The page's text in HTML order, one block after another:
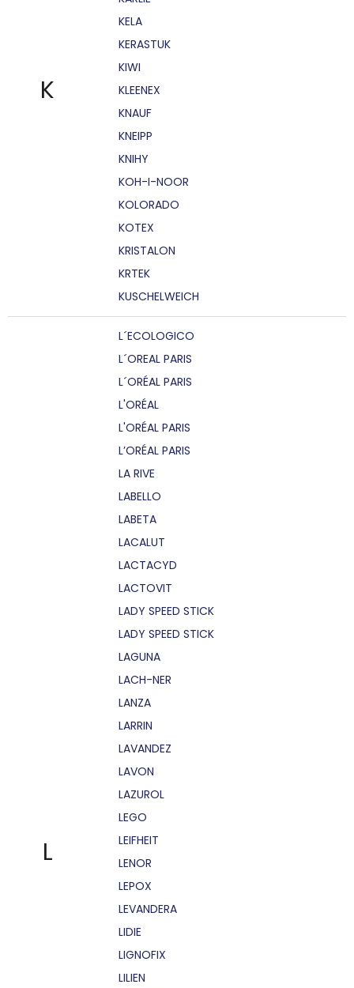
K
KELA
KERASTUK
KIWI
KLEENEX
KNAUF
KNEIPP
KNIHY
KOH-I-NOOR
KOLORADO
KOTEX
KRISTALON
KRTEK
KUSCHELWEICH
L
L´ECOLOGICO
L´OREAL PARIS
L´ORÉAL PARIS
L'ORÉAL
L'ORÉAL PARIS
L’ORÉAL PARIS
LA RIVE
LABELLO
LABETA
LACALUT
LACTACYD
LACTOVIT
LADY SPEED STICK
LADY SPEED STICK
LAGUNA
LACH-NER
LANZA
LARRIN
LAVANDEZ
LAVON
LAZUROL
LEGO
LEIFHEIT
LENOR
LEPOX
LEVANDERA
LIDIE
LIGNOFIX
LILIEN